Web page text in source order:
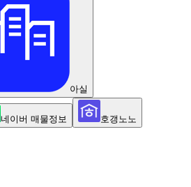
아실
네이버 매물정보
호갱노노